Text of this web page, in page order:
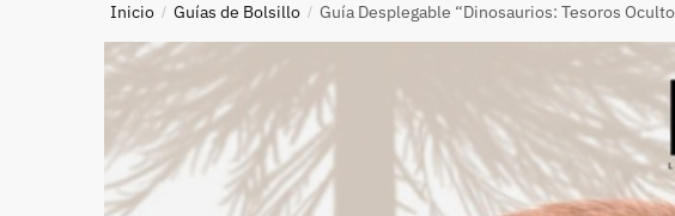
Inicio / Guías de Bolsillo / Guía Desplegable “Dinosaurios: Tesoros